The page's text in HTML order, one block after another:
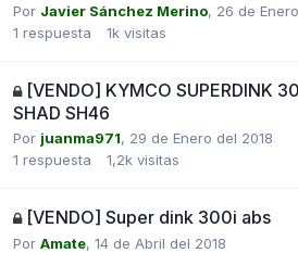
Por Javier Sánchez Merino, 26 de
1 respuesta 1k visitas
[VENDO] KYMCO SUPERDINK
SHAD SH46
Por juanma971, 29 de Enero del 2018
1 respuesta 1,2k visitas
[VENDO] Super dink 300i abs
Por Amate, 14 de Abril del 2018